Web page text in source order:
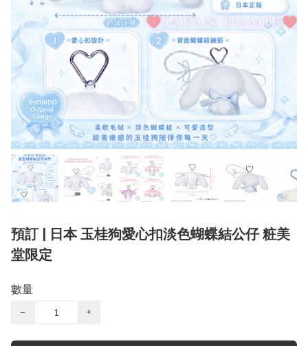
預訂 | 日本 玉桂狗愛心扣淡色蝴蝶結公仔 粧美
堂限定
數量
−
+